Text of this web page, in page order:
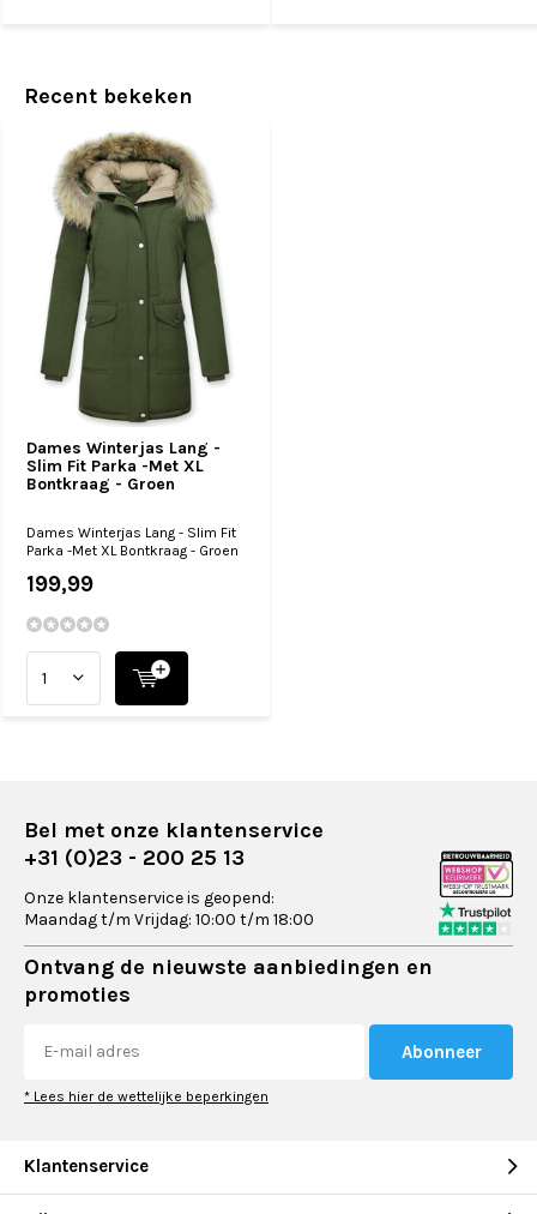
Recent bekeken
Dames Winterjas Lang -
Slim Fit Parka -Met XL
Bontkraag - Groen
Dames Winterjas Lang - Slim Fit
Parka -Met XL Bontkraag - Groen
199,99
Bel met onze klantenservice
+31 (0)23 - 200 25 13
Onze klantenservice is geopend:
Maandag t/m Vrijdag: 10:00 t/m 18:00
Ontvang de nieuwste aanbiedingen en
promoties
Abonneer
* Lees hier de wettelijke beperkingen
Klantenservice